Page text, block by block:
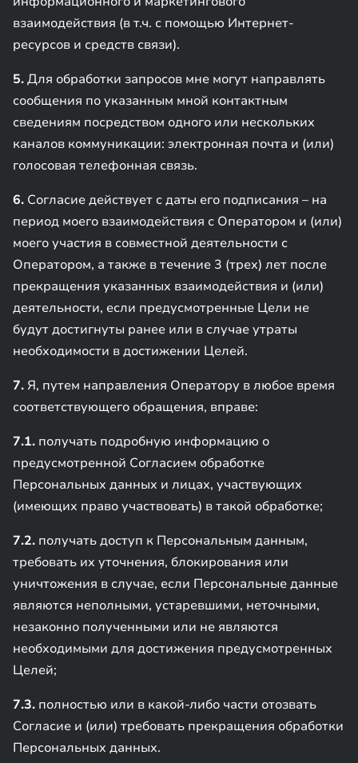
взаимодействия (в т.ч. с помощью Интернет-
ресурсов и средств связи).
5.Для обработки запросов мне могут направлять
сообщения по указанным мной контактным
сведениям посредством одного или нескольких
каналов коммуникации: электронная почта и (или)
голосовая телефонная связь.
6. Согласие действует с даты его подписания – на
период моего взаимодействия с Оператором и (или)
моего участия в совместной деятельности с
Оператором, а также в течение 3 (трех) лет после
прекращения указанных взаимодействия и (или)
деятельности, если предусмотренные Цели не
будут достигнуты ранее или в случае утраты
необходимости в достижении Целей.
7. Я, путем направления Оператору в любое время
соответствующего обращения, вправе:
7.1. получать подробную информацию о
предусмотренной Согласием обработке
Персональных данных и лицах, участвующих
(имеющих право участвовать) в такой обработке;
7.2. получать доступ к Персональным данным,
требовать их уточнения, блокирования или
уничтожения в случае, если Персональные данные
являются неполными, устаревшими, неточными,
незаконно полученными или не являются
необходимыми для достижения предусмотренных
Целей;
7.3. полностью или в какой-либо части отозвать
Согласие и (или) требовать прекращения обработки
Персональных данных.